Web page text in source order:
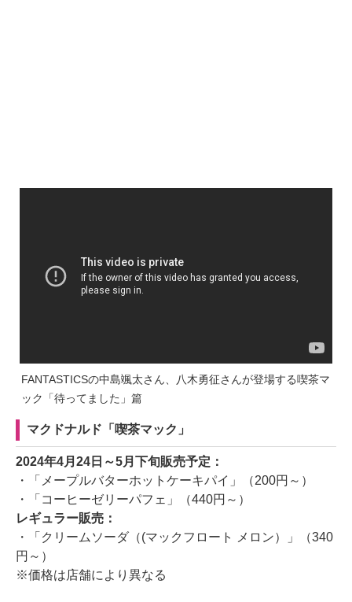
FANTASTICSの中島颯太さん、八木勇征さんが登場する喫茶マ
ック「待ってました」篇
マクドナルド「喫茶マック」
2024年4月24日～5月下旬販売予定：
・「メープルバターホットケーキパイ」（200円～）
・「コーヒーゼリーパフェ」（440円～）
レギュラー販売：
・「クリームソーダ（(マックフロート メロン）」（340
円～）
※価格は店舗により異なる